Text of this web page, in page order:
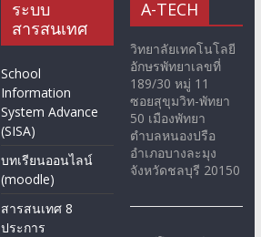
ระบบ
สารสนเทศ
School
Information
System Advance
(SISA)
บทเรียนออนไลน์
(moodle)
สารสนเทศ 8
ประการ
A-TECH
วิทยาลัยเทคโนโลยี
อักษรพัทยาเลขที่
189/30 หมู่ 11
ซอยสุขุมวิท-พัทยา
50 เมืองพัทยา
ตำบลหนองปรือ
อำเภอบางละมุง
จังหวัดชลบุรี 20150